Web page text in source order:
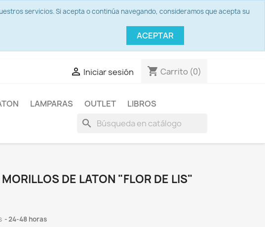
servicios. Si acepta o continúa navegando, consideramos que acepta su
ACEPTAR
 Iniciar sesión shopping_cart Carrito (0)
LAMPARAS OUTLET LIBROS
search
DE LATON "FLOR DE LIS"
24-48 horas